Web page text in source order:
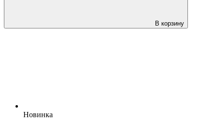
В корзину
Новинка